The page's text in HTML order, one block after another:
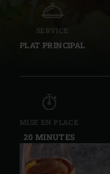
SERVICE
PLAT PRINCIPAL
MISE EN PLACE
20 MINUTES